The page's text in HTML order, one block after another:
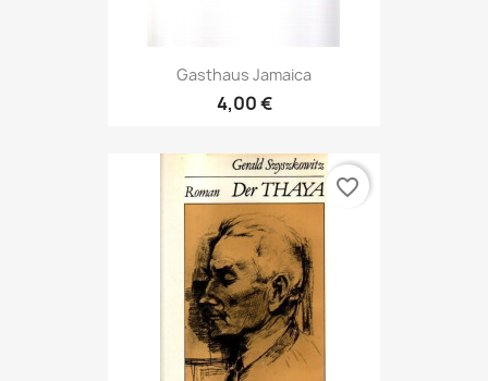
Gasthaus Jamaica
4,00 €
favorite_border